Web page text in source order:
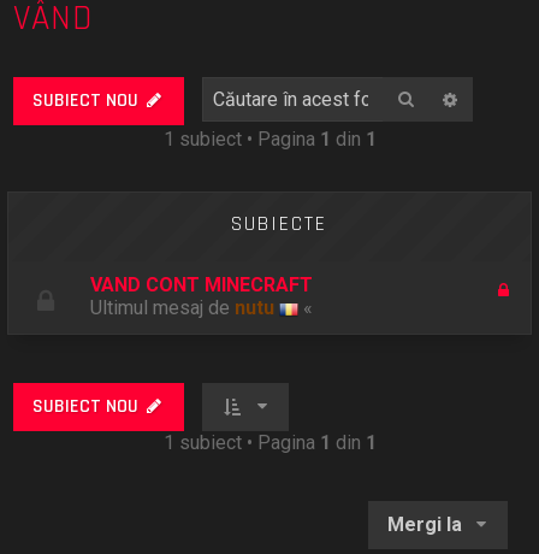
VÂND
SUBIECT NOU Căutare
1 subiect • Pagina 1 din 1
SUBIECTE
VAND CONT MINECRAFT
Ultimul mesaj de nutu «
SUBIECT NOU
1 subiect • Pagina 1 din 1
Mergi la